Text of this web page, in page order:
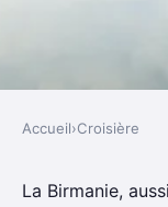
Peut-on
Accueil›Croisière
La Birmanie,